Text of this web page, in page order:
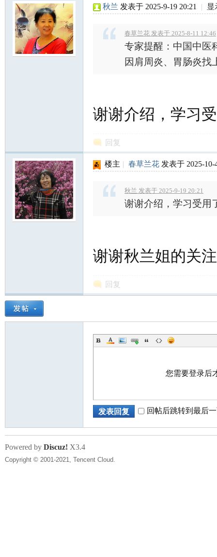
秋兰 发表于 2025-9-19 20:21 | 显
春草兰花 发表于 2025-8-11 12:46
专家提醒：中国中医
因肩周炎、胃肠炎找
谢谢介绍，学习
回复
楼主 | 春草兰花 发表于 2025-10-
秋兰 发表于 2025-9-19 20:21
谢谢介绍，学习受用
谢谢秋兰姐的关
回复
您需要登录后
发表回复 回帖后跳转到最后
Powered by Discuz! X3.4
Copyright © 2001-2021, Tencent Cloud.